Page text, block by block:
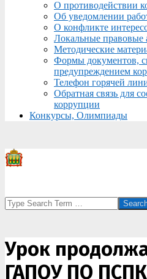
О противодействии
Об уведомлении
О конфликте
Локальные правовые
Методические
Формы документов,
предупреждением
Телефон горячей
Обратная связь для
коррупции
Конкурсы, Олимпиады
Search
Урок
ГАПОУ ПО